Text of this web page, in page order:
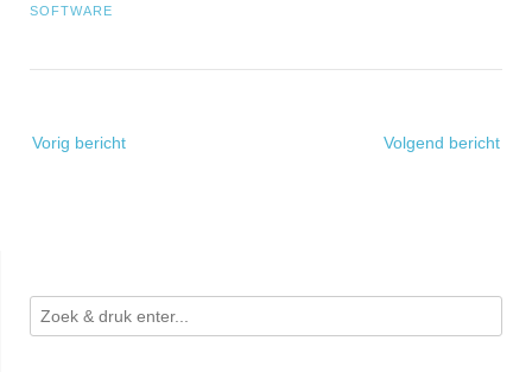
SOFTWARE
navigatie
Vorig bericht Volgend bericht